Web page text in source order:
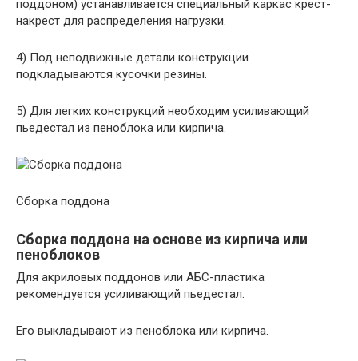
поддоном) устанавливается специальный каркас крест-
накрест для распределения нагрузки.
4) Под неподвижные детали конструкции
подкладываются кусочки резины.
5) Для легких конструкций необходим усиливающий
пьедестал из пеноблока или кирпича.
Сборка поддона
Сборка поддона на основе из кирпича или
пеноблоков
Для акриловых поддонов или АБС-пластика
рекомендуется усиливающий пьедестал.
Его выкладывают из пеноблока или кирпича.